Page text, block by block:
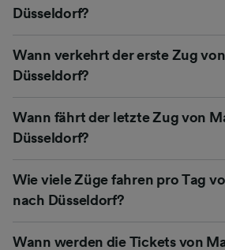
Düsseldorf?
Wann verkehrt der erste Zug
Düsseldorf?
Wann fährt der letzte Zug von
Düsseldorf?
Wie viele Züge fahren pro Tag
nach Düsseldorf?
Wann werden die Tickets von